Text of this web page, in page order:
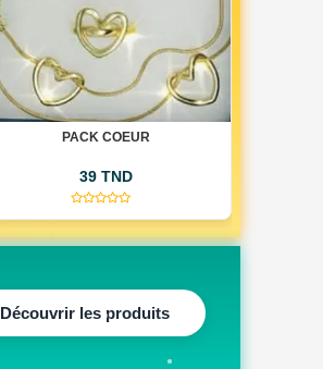
MONTRE ROLEX DATE JUSTE
69 TND
(0)
Découvrir les produits